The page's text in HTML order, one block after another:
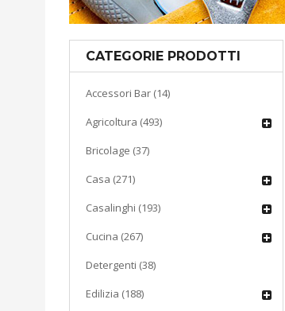
CATEGORIE PRODOTTI
Accessori Bar (14)
Agricoltura (493)
Bricolage (37)
Casa (271)
Casalinghi (193)
Cucina (267)
Detergenti (38)
Edilizia (188)